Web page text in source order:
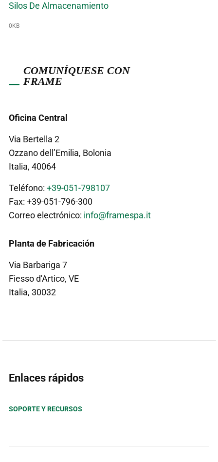
Silos De Almacenamiento
0KB
COMUNÍQUESE CON
FRAME
Oficina Central
Via Bertella 2
Ozzano dell’Emilia, Bolonia
Italia, 40064
Teléfono: +39-051-798107
Fax: +39-051-796-300
Correo electrónico: info@framespa.it
Planta de Fabricación
Via Barbariga 7
Fiesso d'Artico, VE
Italia, 30032
Enlaces rápidos
SOPORTE Y RECURSOS